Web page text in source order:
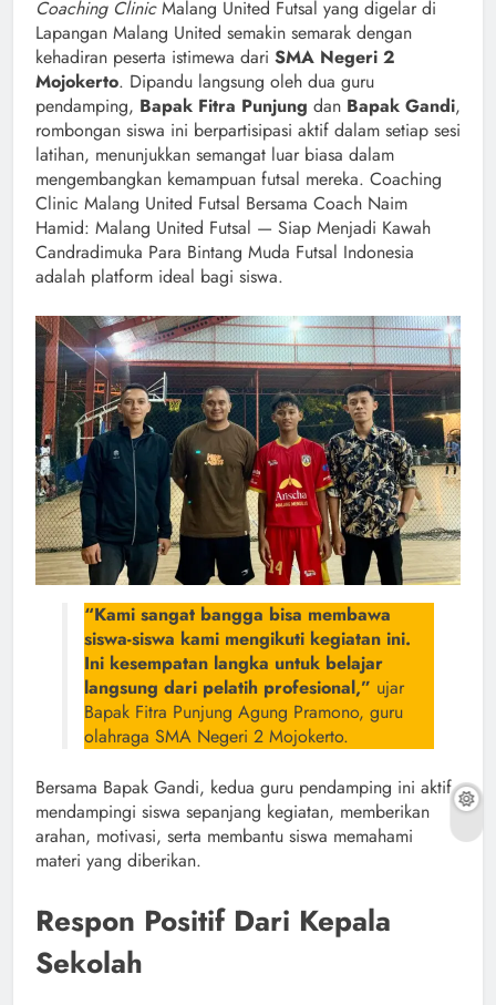
Coaching ClinicMalang United Futsal yang digelar di
Lapangan Malang United semakin semarak dengan
kehadiran peserta istimewa dari SMA Negeri 2
Mojokerto. Dipandu langsung oleh dua guru
pendamping, Bapak Fitra Punjung dan Bapak Gandi,
rombongan siswa ini berpartisipasi aktif dalam setiap sesi
latihan, menunjukkan semangat luar biasa dalam
mengembangkan kemampuan futsal mereka. Coaching
Clinic Malang United Futsal Bersama Coach Naim
Hamid: Malang United Futsal — Siap Menjadi Kawah
Candradimuka Para Bintang Muda Futsal Indonesia
adalah platform ideal bagi siswa.
“Kami sangat bangga bisa membawa
siswa-siswa kami mengikuti kegiatan ini.
Ini kesempatan langka untuk belajar
langsung dari pelatih profesional,” ujar
Bapak Fitra Punjung Agung Pramono, guru
olahraga SMA Negeri 2 Mojokerto.
Bersama Bapak Gandi, kedua guru pendamping ini aktif
mendampingi siswa sepanjang kegiatan, memberikan
arahan, motivasi, serta membantu siswa memahami
materi yang diberikan.
Respon Positif Dari Kepala
Sekolah